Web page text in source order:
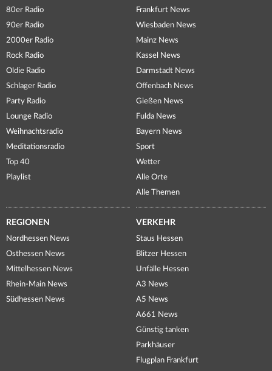
80er Radio
90er Radio
2000er Radio
Rock Radio
Oldie Radio
Schlager Radio
Party Radio
Lounge Radio
Weihnachtsradio
Meditationsradio
Top 40
Playlist
Frankfurt News
Wiesbaden News
Mainz News
Kassel News
Darmstadt News
Offenbach News
Gießen News
Fulda News
Bayern News
Sport
Wetter
Alle Orte
Alle Themen
REGIONEN
Nordhessen News
Osthessen News
Mittelhessen News
Rhein-Main News
Südhessen News
VERKEHR
Staus Hessen
Blitzer Hessen
Unfälle Hessen
A3 News
A5 News
A661 News
Günstig tanken
Parkhäuser
Flugplan Frankfurt